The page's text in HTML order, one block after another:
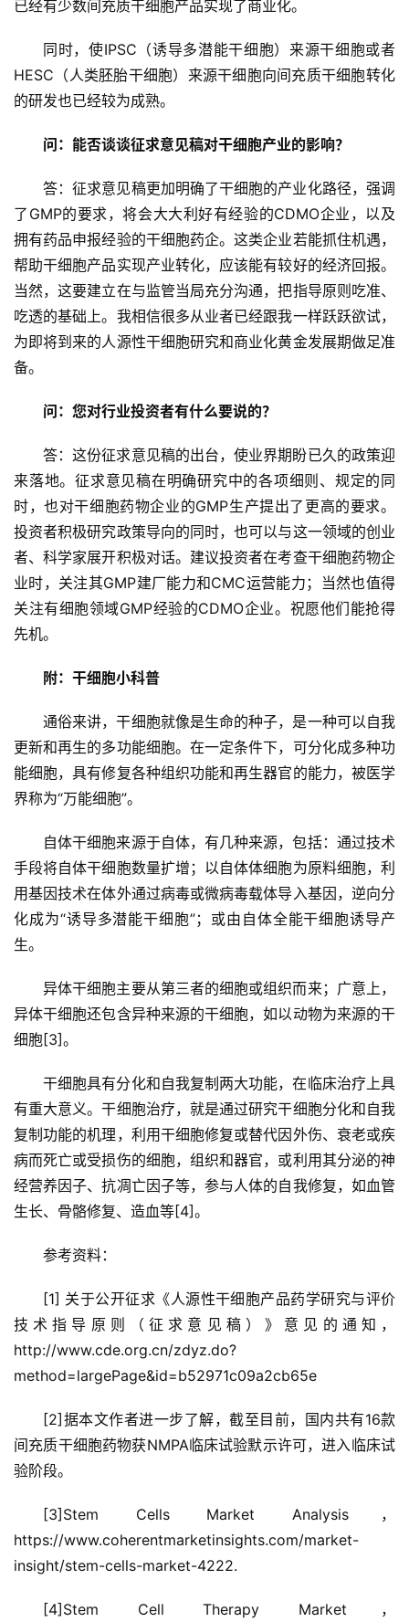
页
讯
再
生
医
学
转
化
会
展
活
动
我
们
登录 注册
已经有少数间充质干细胞产品实现了商业化。
同时，使IPSC（诱导多潜能干细胞）来源干细胞或者
HESC（人类胚胎干细胞）来源干细胞向间充质干细胞转化
的研发也已经较为成熟。
问：能否谈谈征求意见稿对干细胞产业的影响？
答：征求意见稿更加明确了干细胞的产业化路径，强调
了GMP的要求，将会大大利好有经验的CDMO企业，以及
拥有药品申报经验的干细胞药企。这类企业若能抓住机遇，
帮助干细胞产品实现产业转化，应该能有较好的经济回报。
当然，这要建立在与监管当局充分沟通，把指导原则吃准、
吃透的基础上。我相信很多从业者已经跟我一样跃跃欲试，
为即将到来的人源性干细胞研究和商业化黄金发展期做足准
备。
问：您对行业投资者有什么要说的？
答：这份征求意见稿的出台，使业界期盼已久的政策迎
来落地。征求意见稿在明确研究中的各项细则、规定的同
时，也对干细胞药物企业的GMP生产提出了更高的要求。
投资者积极研究政策导向的同时，也可以与这一领域的创业
者、科学家展开积极对话。建议投资者在考查干细胞药物企
业时，关注其GMP建厂能力和CMC运营能力；当然也值得
关注有细胞领域GMP经验的CDMO企业。祝愿他们能抢得
先机。
附：干细胞小科普
通俗来讲，干细胞就像是生命的种子，是一种可以自我
更新和再生的多功能细胞。在一定条件下，可分化成多种功
能细胞，具有修复各种组织功能和再生器官的能力，被医学
界称为“万能细胞”。
自体干细胞来源于自体，有几种来源，包括：通过技术
手段将自体干细胞数量扩增；以自体体细胞为原料细胞，利
用基因技术在体外通过病毒或微病毒载体导入基因，逆向分
化成为“诱导多潜能干细胞”；或由自体全能干细胞诱导产
生。
异体干细胞主要从第三者的细胞或组织而来；广意上，
异体干细胞还包含异种来源的干细胞，如以动物为来源的干
细胞[3]。
干细胞具有分化和自我复制两大功能，在临床治疗上具
有重大意义。干细胞治疗，就是通过研究干细胞分化和自我
复制功能的机理，利用干细胞修复或替代因外伤、衰老或疾
病而死亡或受损伤的细胞，组织和器官，或利用其分泌的神
经营养因子、抗凋亡因子等，参与人体的自我修复，如血管
生长、骨骼修复、造血等[4]。
参考资料：
[1] 关于公开征求《人源性干细胞产品药学研究与评价
技术指导原则（征求意见稿）》意见的通知，
http://www.cde.org.cn/zdyz.do?
method=largePage&id=b52971c09a2cb65e
[2]据本文作者进一步了解，截至目前，国内共有16款
间充质干细胞药物获NMPA临床试验默示许可，进入临床试
验阶段。
[3]Stem Cells Market Analysis，
https://www.coherentmarketinsights.com/market-
insight/stem-cells-market-4222.
[4]Stem Cell Therapy Market，